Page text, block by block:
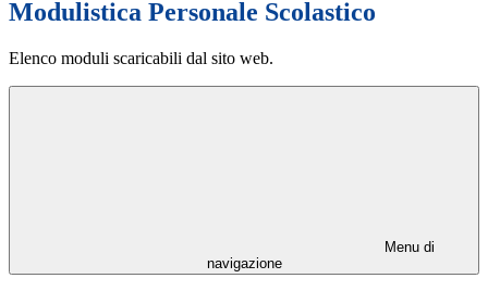
Modulistica Personale Scolastico
Elenco moduli scaricabili dal sito web.
Menu di
navigazione